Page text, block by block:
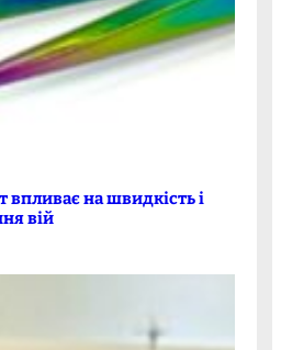
впливає на швидкість і
вій